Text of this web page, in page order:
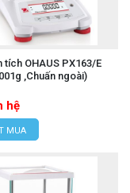
tích OHAUS PX163/E
,Chuấn ngoài)
hệ
MUA